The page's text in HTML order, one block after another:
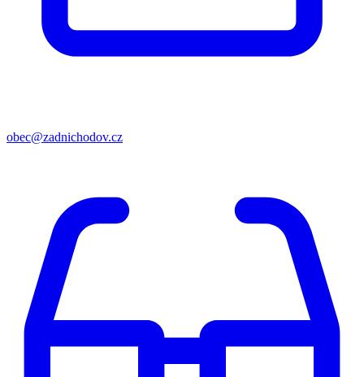
obec@zadnichodov.cz